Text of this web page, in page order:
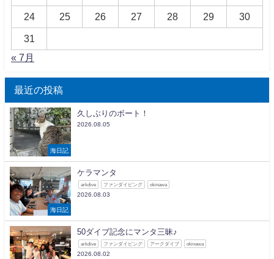
24 25 26 27 28 29 30
31
« 7月
最近の投稿
海日記
久しぶりのボート！
2026.08.05
海日記
ケラマンタ
arkdive ファンダイビング okinawa
2026.08.03
50ダイブ記念にマンタ三昧♪
arkdive ファンダイビング アークダイブ okinawa
2026.08.02